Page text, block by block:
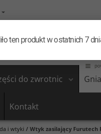
do zwrotnic
Kontakt
i wtyki / Wtyk zasilający Furutech